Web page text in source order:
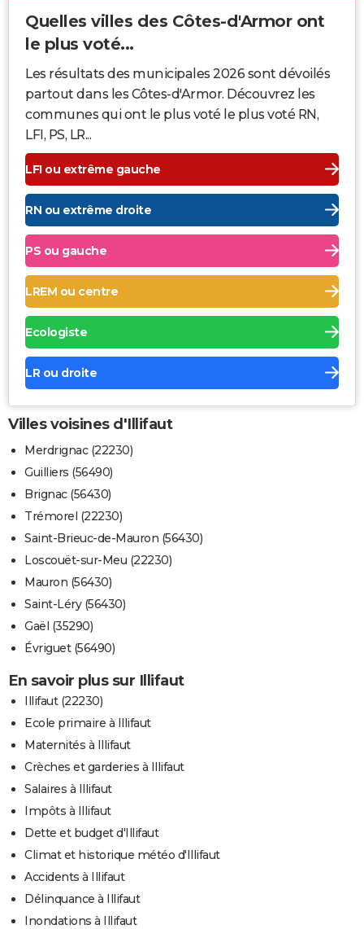
Quelles villes des Côtes-d'Armor ont
le plus voté...
Les résultats des municipales 2026 sont dévoilés
partout dans les Côtes-d'Armor. Découvrez les
communes qui ont le plus voté le plus voté RN,
LFI, PS, LR...
LFI ou extrême gauche
RN ou extrême droite
PS ou gauche
LREM ou centre
Ecologiste
LR ou droite
Villes voisines d'Illifaut
Merdrignac (22230)
Guilliers (56490)
Brignac (56430)
Trémorel (22230)
Saint-Brieuc-de-Mauron (56430)
Loscouët-sur-Meu (22230)
Mauron (56430)
Saint-Léry (56430)
Gaël (35290)
Évriguet (56490)
En savoir plus sur Illifaut
Illifaut (22230)
Ecole primaire à Illifaut
Maternités à Illifaut
Crèches et garderies à Illifaut
Salaires à Illifaut
Impôts à Illifaut
Dette et budget d'Illifaut
Climat et historique météo d'Illifaut
Accidents à Illifaut
Délinquance à Illifaut
Inondations à Illifaut